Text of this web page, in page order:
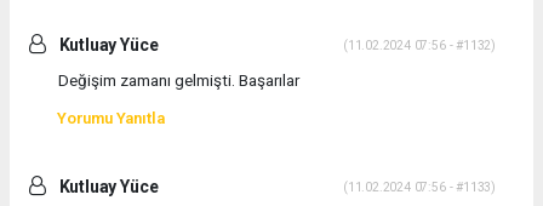
Kutluay Yüce (11.02.2024 07:56 - #1132)
Değişim zamanı gelmişti. Başarılar
Yorumu Yanıtla
Kutluay Yüce (11.02.2024 07:56 - #1133)